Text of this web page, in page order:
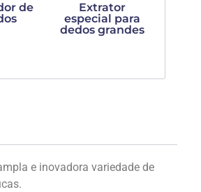
de
Extrator
especial para
dedos grandes
e inovadora variedade de